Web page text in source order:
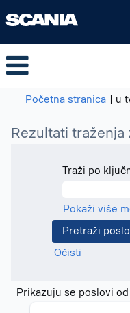
Početna stranica u
Rezultati traženja
Traži po
Pokaži više
Očisti
Prikazuju se poslovi od